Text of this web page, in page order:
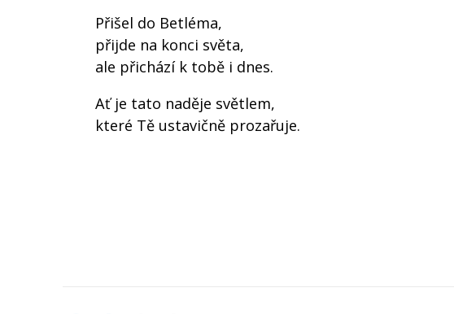
Přišel do Betléma,
přijde na konci světa,
ale přichází k tobě i dnes.
Ať je tato naděje světlem,
které Tě ustavičně prozařuje.